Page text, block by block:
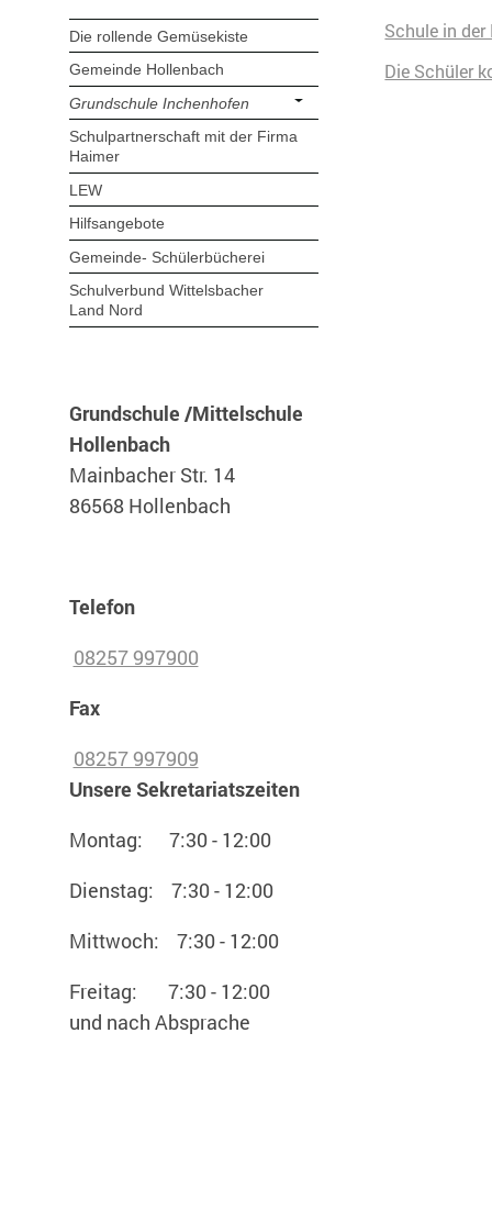
Schule in
Die Schüler
Die rollende Gemüsekiste
Gemeinde Hollenbach
Grundschule Inchenhofen
Schulpartnerschaft mit der Firma
Haimer
LEW
Hilfsangebote
Gemeinde- Schülerbücherei
Schulverbund Wittelsbacher
Land Nord
Grundschule /Mittelschule
Hollenbach
Mainbacher Str. 14
86568 Hollenbach
Telefon
08257 997900
Fax
08257 997909
Unsere Sekretariatszeiten
Montag: 7:30 - 12:00
Dienstag: 7:30 - 12:00
Mittwoch: 7:30 - 12:00
Freitag: 7:30 - 12:00
und nach Absprache